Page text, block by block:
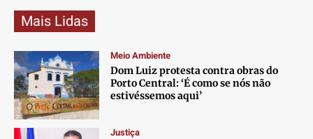
Mais Lidas
Meio Ambiente
Dom Luiz protesta contra obras do
Porto Central: ‘É como se nós não
estivéssemos aqui’
Justiça